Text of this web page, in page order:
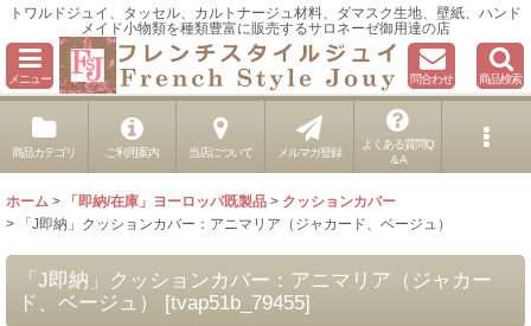
トワルドジュイ、タッセル、カルトナージュ材料、ダマスク生地、壁紙、ハンド
メイド小物類を種類豊富に販売するサロネーゼ御用達の店
メニュー 問合わせ 商品検索
商品カテゴリ ご利用案内 当店について メルマガ登録
よくある質問Q
＆A
ホーム > 「即納/在庫」ヨーロッパ既製品 > クッションカバー
>
「J即納」クッションカバー：アニマリア（ジャカード、ベージュ）
「J即納」クッションカバー：アニマリア（ジャカー
ド、ベージュ）
[tvap51b_79455]